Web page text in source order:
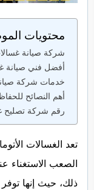
محتويات
شركة صيانة
أفضل فني صيانة
خدمات شركة
أهم النصائح
رقم شركة تصليح
تعد الغسالات
الصعب الاستغناء
ذلك، حيث إنها